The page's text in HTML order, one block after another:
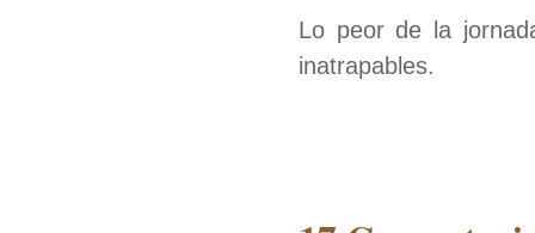
Lo peor de la
inatrapables.